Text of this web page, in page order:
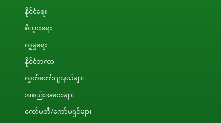
နိုင်ငံရေး
စီးပွားရေး
လူမှုရေး
နိုင်ငံတကာ
လွှတ်တော်ဂျာနယ်များ
အစည်းအဝေးများ
ကော်မတီ/ကော်မရှင်များ